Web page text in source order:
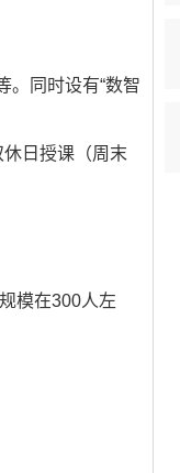
。同时设有“数智
日授课（周末
模在300人左